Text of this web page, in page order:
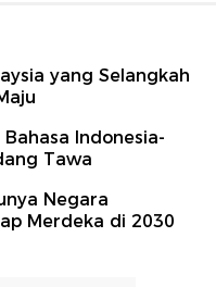
yang Selangkah
Indonesia-
Tawa
Negara
Merdeka di 2030